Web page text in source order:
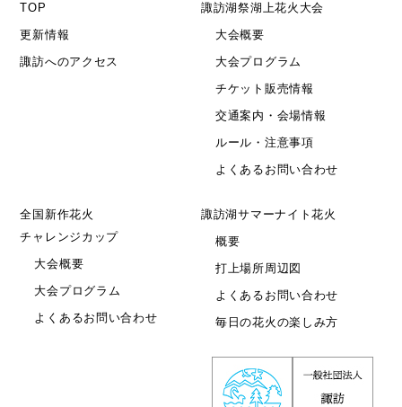
TOP
更新情報
諏訪へのアクセス
諏訪湖祭湖上花火大会
大会概要
大会プログラム
チケット販売情報
交通案内・会場情報
ルール・注意事項
よくあるお問い合わせ
全国新作花火
チャレンジカップ
大会概要
大会プログラム
よくあるお問い合わせ
諏訪湖サマーナイト花火
概要
打上場所周辺図
よくあるお問い合わせ
毎日の花火の楽しみ方